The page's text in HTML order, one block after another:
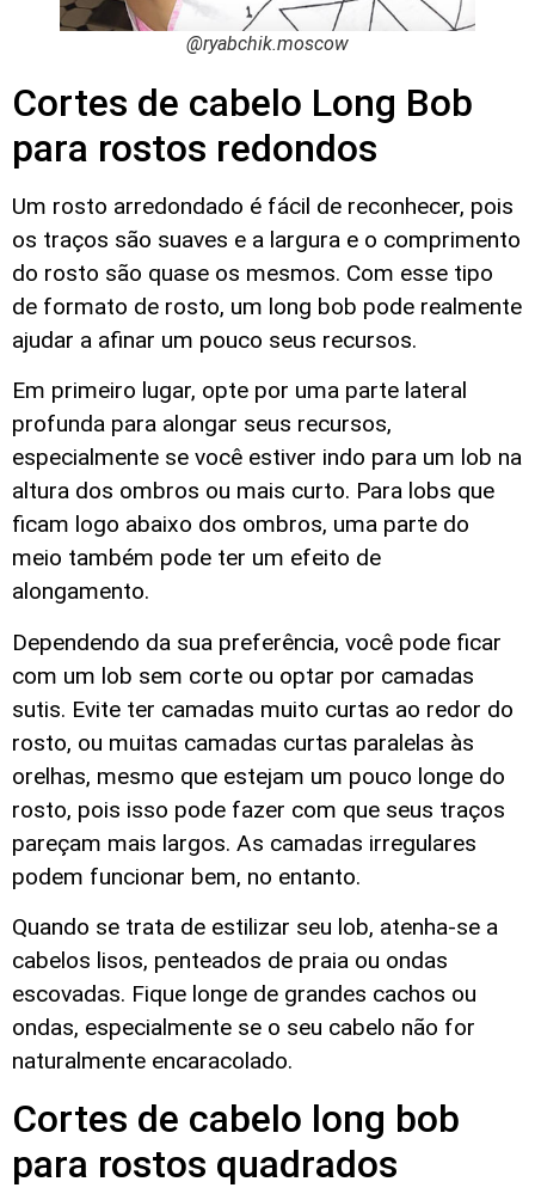
@ryabchik.moscow
Cortes de cabelo Long Bob
para rostos redondos
Um rosto arredondado é fácil de reconhecer, pois
os traços são suaves e a largura e o comprimento
do rosto são quase os mesmos. Com esse tipo
de formato de rosto, um long bob pode realmente
ajudar a afinar um pouco seus recursos.
Em primeiro lugar, opte por uma parte lateral
profunda para alongar seus recursos,
especialmente se você estiver indo para um lob na
altura dos ombros ou mais curto. Para lobs que
ficam logo abaixo dos ombros, uma parte do
meio também pode ter um efeito de
alongamento.
Dependendo da sua preferência, você pode ficar
com um lob sem corte ou optar por camadas
sutis. Evite ter camadas muito curtas ao redor do
rosto, ou muitas camadas curtas paralelas às
orelhas, mesmo que estejam um pouco longe do
rosto, pois isso pode fazer com que seus traços
pareçam mais largos. As camadas irregulares
podem funcionar bem, no entanto.
Quando se trata de estilizar seu lob, atenha-se a
cabelos lisos, penteados de praia ou ondas
escovadas. Fique longe de grandes cachos ou
ondas, especialmente se o seu cabelo não for
naturalmente encaracolado.
Cortes de cabelo long bob
para rostos quadrados